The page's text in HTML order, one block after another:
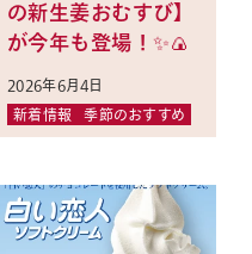
の新生姜おむすび】
が今年も登場！✨🍙
2026年6月4日
新着情報 季節のおすすめ